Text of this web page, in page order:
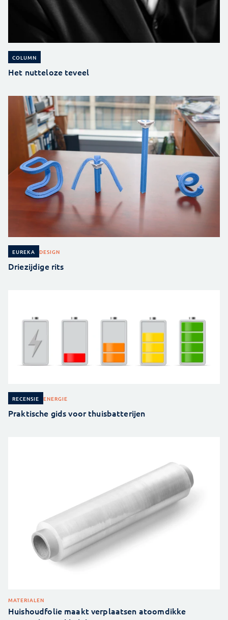
COLUMN
Het nutteloze teveel
EUREKA DESIGN
Driezijdige rits
RECENSIE ENERGIE
Praktische gids voor thuisbatterijen
MATERIALEN
Huishoudfolie maakt verplaatsen atoomdikke